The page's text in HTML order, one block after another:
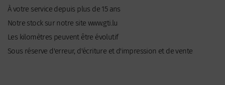
À votre service depuis plus de 15 ans
Notre stock sur notre site www.gti.lu
Les kilomètres peuvent être évolutif
Sous réserve d'erreur, d'écriture et d'impression et de vente